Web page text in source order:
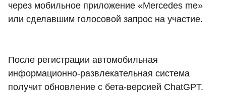
через мобильное приложение «Mercedes me»
или сделавшим голосовой запрос на участие.
После регистрации автомобильная
информационно-развлекательная система
получит обновление с бета-версией ChatGPT.